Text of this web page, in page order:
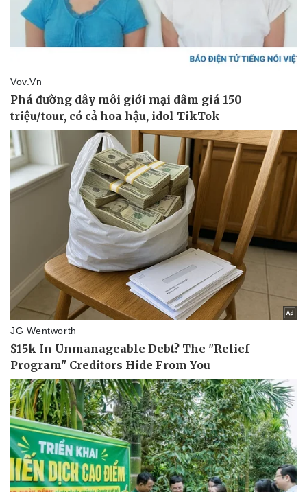
Lịch thi đấu bóng đá
Thế giới thể thao
eSports
Hậu trường
Ô tô - Xe máy
Ô tô
Xe máy
Tư vấn